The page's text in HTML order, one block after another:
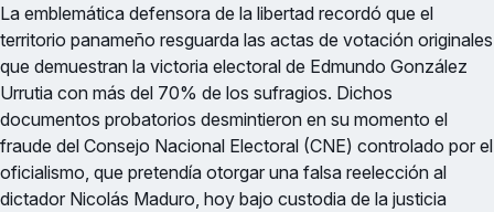
La emblemática defensora de la libertad recordó que el
territorio panameño resguarda las actas de votación originales
que demuestran la victoria electoral de Edmundo González
Urrutia con más del 70% de los sufragios. Dichos
documentos probatorios desmintieron en su momento el
fraude del Consejo Nacional Electoral (CNE) controlado por el
oficialismo, que pretendía otorgar una falsa reelección al
dictador Nicolás Maduro, hoy bajo custodia de la justicia